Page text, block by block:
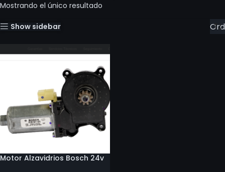
Mostrando el único resultado
Show sidebar
Motor Alzavidrios Bosch 24v